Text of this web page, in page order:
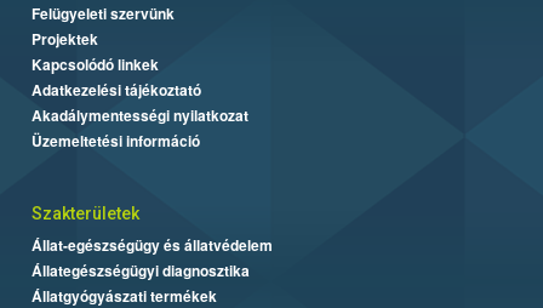
Felügyeleti szervünk
Projektek
Kapcsolódó linkek
Adatkezelési tájékoztató
Akadálymentességi nyilatkozat
Üzemeltetési információ
Szakterületek
Állat-egészségügy és állatvédelem
Állategészségügyi diagnosztika
Állatgyógyászati termékek